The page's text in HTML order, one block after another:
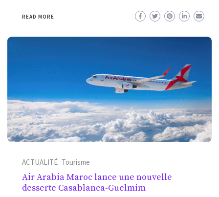
READ MORE
ACTUALITÉ Tourisme
Air Arabia Maroc lance une nouvelle
desserte Casablanca-Guelmim